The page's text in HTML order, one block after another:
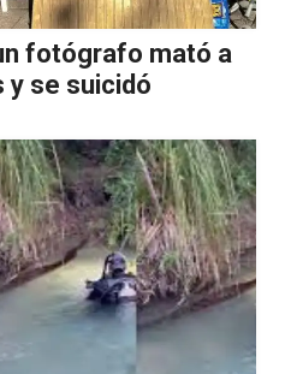
fotógrafo mató a
y se suicidó